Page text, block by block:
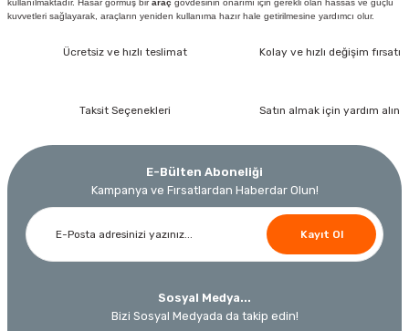
kullanılmaktadır. Hasar görmüş biraraç gövdesinin onarımı için gerekli olan hassas ve güçlü
kuvvetleri sağlayarak, araçların yeniden kullanıma hazır hale getirilmesine yardımcı olur.
Ücretsiz ve hızlı teslimat Kolay ve hızlı değişim fırsatı
Taksit Seçenekleri Satın almak için yardım alın
E-Bülten Aboneliği
Kampanya ve Fırsatlardan Haberdar Olun!
Kayıt Ol
Sosyal Medya...
Bizi Sosyal Medyada da takip edin!